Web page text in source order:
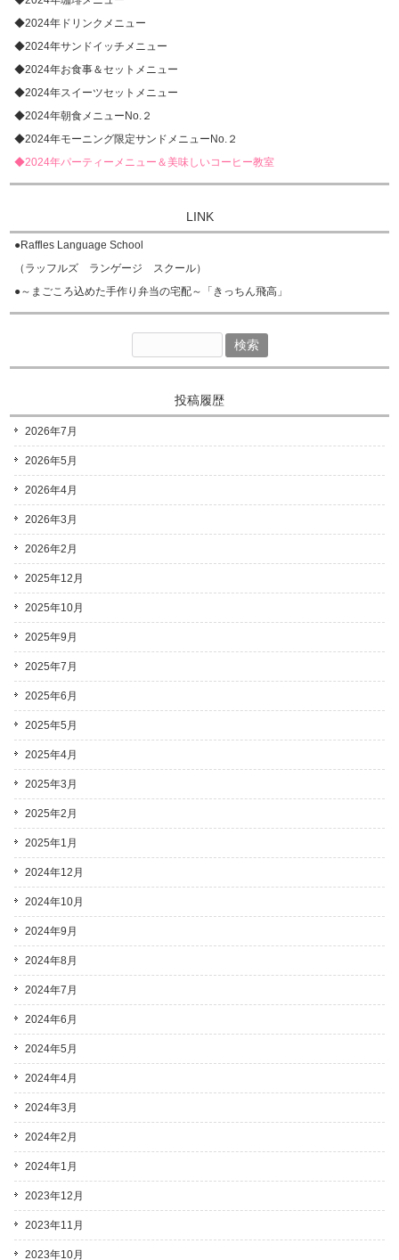
◆2024年ドリンクメニュー
◆2024年サンドイッチメニュー
◆2024年お食事＆セットメニュー
◆2024年スイーツセットメニュー
◆2024年朝食メニューNo.２
◆2024年モーニング限定サンドメニューNo.２
◆2024年パーティーメニュー＆美味しいコーヒー教室
LINK
●Raffles Language School
（ラッフルズ ランゲージ スクール）
●～まごころ込めた手作り弁当の宅配～「きっちん飛高」
索:
投稿履歴
2026年7月
2026年5月
2026年4月
2026年3月
2026年2月
2025年12月
2025年10月
2025年9月
2025年7月
2025年6月
2025年5月
2025年4月
2025年3月
2025年2月
2025年1月
2024年12月
2024年10月
2024年9月
2024年8月
2024年7月
2024年6月
2024年5月
2024年4月
2024年3月
2024年2月
2024年1月
2023年12月
2023年11月
2023年10月